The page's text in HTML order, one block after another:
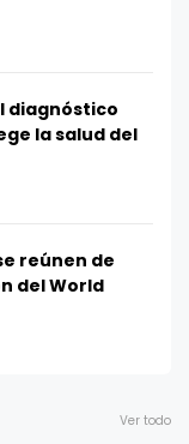
diagnóstico
la salud del
reúnen de
del World
Ver todo